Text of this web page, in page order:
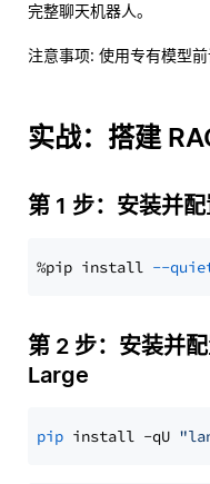
完整聊天机器人。
注意事项: 使用专有模型
实战：搭建
第 1 步：安装并
%pip install --
第 2 步：安装并
Large
pip install -qU